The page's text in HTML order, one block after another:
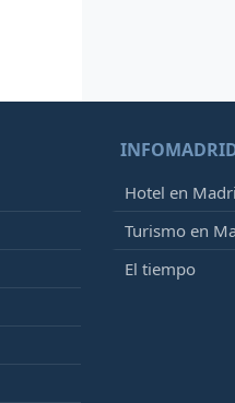
Hotel en
Turismo en
El tiempo